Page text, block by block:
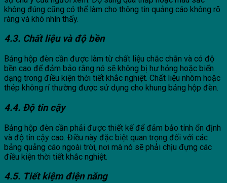
không đúng cũng có thể làm cho thông tin quảng cáo không rõ
ràng và khó nhìn thấy.
4.3. Chất liệu và độ bền
Bảng hộp đèn cần được làm từ chất liệu chắc chắn và có độ
bền cao để đảm bảo rằng nó sẽ không bị hư hỏng hoặc biến
dạng trong điều kiện thời tiết khắc nghiệt. Chất liệu nhôm hoặc
thép không rỉ thường được sử dụng cho khung bảng hộp đèn.
4.4. Độ tin cậy
Bảng hộp đèn cần phải được thiết kế để đảm bảo tính ổn định
và độ tin cậy cao. Điều này đặc biệt quan trọng đối với các
bảng quảng cáo ngoài trời, nơi mà nó sẽ phải chịu đựng các
điều kiện thời tiết khắc nghiệt.
4.5. Tiết kiệm điện năng